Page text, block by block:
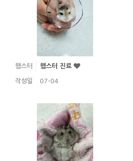
햄스터 햄스터 진료
작성일 07-04